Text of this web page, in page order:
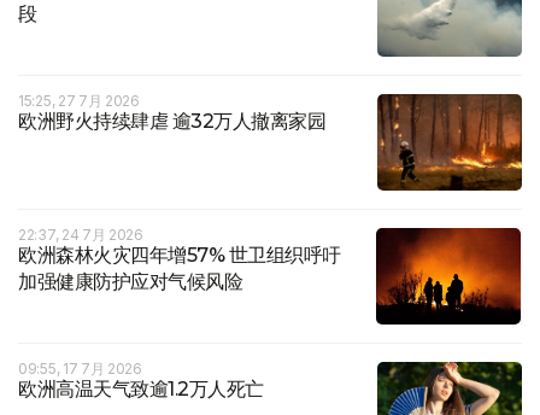
段
15:25, 27 7月 2026
欧洲野火持续肆虐 逾32万人撤离家园
22:37, 24 7月 2026
欧洲森林火灾四年增57% 世卫组织呼吁
加强健康防护应对气候风险
09:55, 17 7月 2026
欧洲高温天气致逾1.2万人死亡